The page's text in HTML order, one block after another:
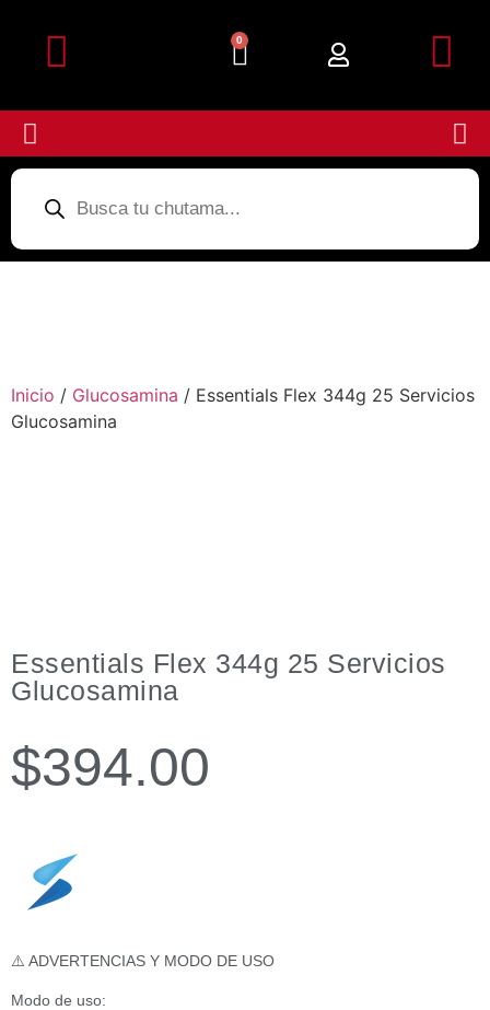
0
Inicio / Glucosamina / Essentials Flex 344g 25 Servicios
Glucosamina
Essentials Flex 344g 25 Servicios
Glucosamina
$394.00
⚠️ ADVERTENCIAS Y MODO DE USO
Modo de uso: